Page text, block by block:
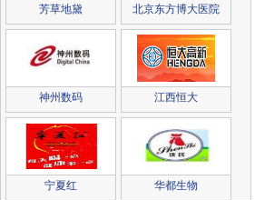
芳草地黛 北京东方博大医院
神州数码 江西恒大
宁夏红 华都生物